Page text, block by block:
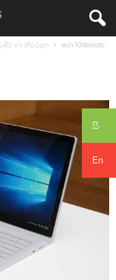
සිං
En
හා නිවේදන
win10devices-